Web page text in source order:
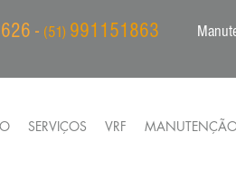
- (51) 991151863
SERVIÇOS VRF